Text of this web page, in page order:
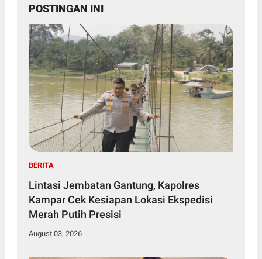
POSTINGAN INI
BERITA
Lintasi Jembatan Gantung, Kapolres
Kampar Cek Kesiapan Lokasi Ekspedisi
Merah Putih Presisi
August 03, 2026